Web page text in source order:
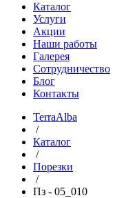
Каталог
Услуги
Акции
Наши работы
Галерея
Сотрудничество
Блог
Контакты
TerraAlba
/
Каталог
/
Порезки
/
Пз - 05_010